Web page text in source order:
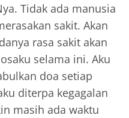
Tidak ada manusia
sakit. Akan
rasa sakit akan
selama ini. Aku
doa setiap
diterpa kegagalan
masih ada waktu